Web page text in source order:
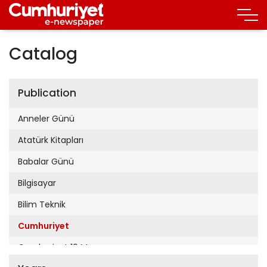
Catalog
Publication
Anneler Günü
Atatürk Kitapları
Babalar Günü
Bilgisayar
Bilim Teknik
Cumhuriyet
Cumhuriyet 19 Mayıs